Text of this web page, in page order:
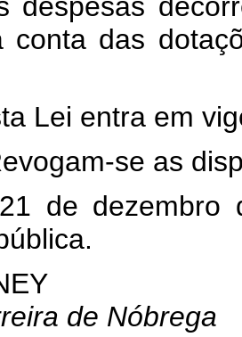
conta das
Lei entra em
se as
de dezembro
de Nóbrega